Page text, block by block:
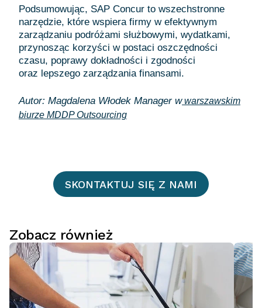
Podsumowując, SAP Concur to wszechstronne
narzędzie, które wspiera firmy w efektywnym
zarządzaniu podróżami służbowymi, wydatkami,
przynosząc korzyści w postaci oszczędności
czasu, poprawy dokładności i zgodności
oraz lepszego zarządzania finansami.
Autor: Magdalena Włodek Manager wwarszawskim
biurze MDDP Outsourcing
SKONTAKTUJ SIĘ Z NAMI
Zobacz również